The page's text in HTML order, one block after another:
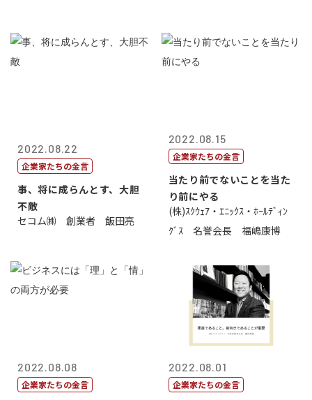
2022.08.22
企業家たちの金言
事、将に成らんとす、大胆
不敵
セコム㈱ 創業者 飯田亮
2022.08.15
企業家たちの金言
当たり前でないことを当た
り前にやる
(株)ｽｸｳｪｱ・ｴﾆｯｸｽ・ﾎｰﾙﾃﾞｨﾝ
ｸﾞｽ 名誉会長 福嶋康博
2022.08.08
企業家たちの金言
2022.08.01
企業家たちの金言